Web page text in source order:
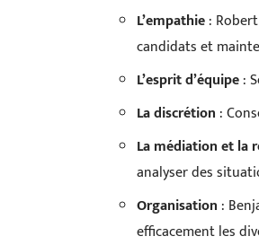
L’empathie:
candidats et
L’esprit d’équipe:
La discrétion :
La médiation et la
analyser des
Organisation :
efficacement les